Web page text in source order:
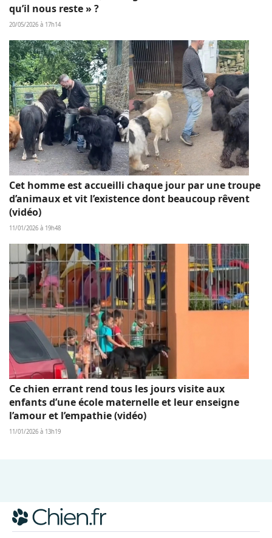
qu’il nous reste » ?
20/05/2026 à 17h14
Cet homme est accueilli chaque jour par une troupe
d’animaux et vit l’existence dont beaucoup rêvent
(vidéo)
11/01/2026 à 19h48
Ce chien errant rend tous les jours visite aux
enfants d’une école maternelle et leur enseigne
l’amour et l’empathie (vidéo)
11/01/2026 à 13h19